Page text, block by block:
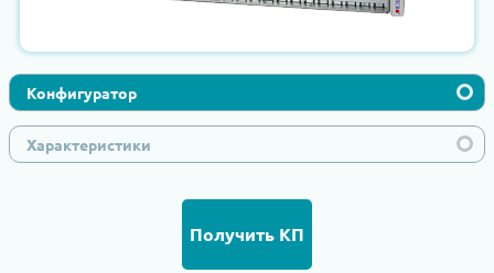
Конфигуратор
Характеристики
Получить КП